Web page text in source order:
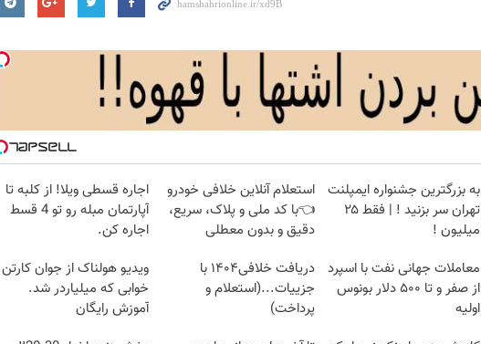
به بزرگترین جشنواره ایمپلنت
تهران سر بزنید ! | فقط ۲۵
میلیون !
استعلام آنلاین خلافی خودرو
👈با کد ملی و پلاک، سریع،
دقیق و بدون معطلی
اجاره‌ قسطی ویلا! از کلبه تا
آپارتمان مبله رو تو 4 قسط
اجاره کن.
معاملات جهانی نفت با اسپرد
از صفر و تا ۵۰۰ دلار بونوس
اولیه
دریافت خلافی۱۴۰۴ با
جزییات...(استعلام و
پرداخت)
ویدیو هولناک از جوان کارتن
خوابی که میلیاردر شد.
آموزش رایگان